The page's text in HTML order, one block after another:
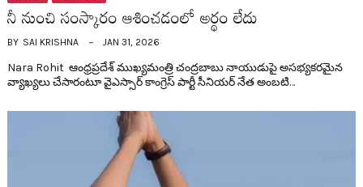
నీ నుంచి సంస్కారం ఆశించ‌డంలో అర్థం లేదు
BY SAI KRISHNA JAN 31, 2026
Nara Rohit ఆంధ్ర‌ప్ర‌దేశ్ ముఖ్య‌మంత్రి చంద్ర‌బాబు నాయుడుపై అస‌భ్య‌క‌ర‌మైన
వ్యాఖ్య‌లు చేసారంటూ వైఎస్సార్ కాంగ్రెస్ పార్టీ సీనియ‌ర్ నేత అంబ‌టి…